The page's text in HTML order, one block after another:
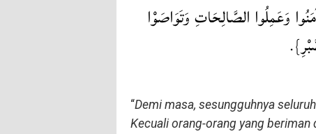
وَعَمِلُوا الصَّالِحَاتِ وَتَوَاصَوْا
“Demi masa, sesungguhnya
Kecuali orang-orang yang